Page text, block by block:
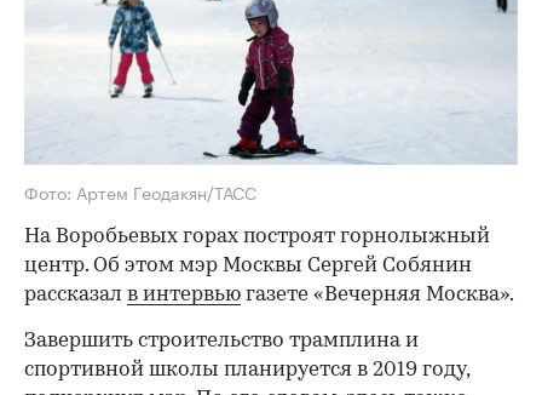
Фото: Артем Геодакян/ТАСС
На Воробьевых горах построят горнолыжный
центр. Об этом мэр Москвы Сергей Собянин
рассказал в интервью газете «Вечерняя Москва».
Завершить строительство трамплина и
спортивной школы планируется в 2019 году,